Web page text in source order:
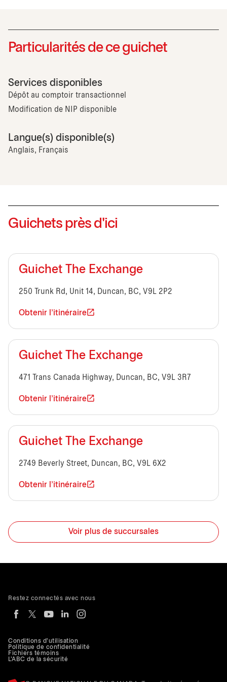
Particularités de ce guichet
Services disponibles
Dépôt au comptoir transactionnel
Modification de NIP disponible
Langue(s) disponible(s)
Anglais, Français
Guichets près d'ici
Guichet The Exchange
250 Trunk Rd, Unit 14, Duncan, BC, V9L 2P2
Obtenir l'itinéraire
Guichet The Exchange
471 Trans Canada Highway, Duncan, BC, V9L 3R7
Obtenir l'itinéraire
Guichet The Exchange
2749 Beverly Street, Duncan, BC, V9L 6X2
Obtenir l'itinéraire
Voir plus de succursales
Conditions d'utilisation
Politique de confidentialité
Fichiers témoins
L'ABC de la sécurité
Restez connectés avec nous